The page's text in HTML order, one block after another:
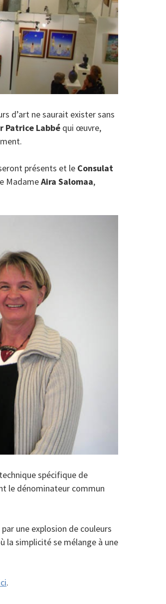
d’art ne saurait exister sans
Patrice Labbé qui œuvre,
présents et le Consulat
MadameAira Salomaa,
spécifique de
le dénominateur commun
une explosion de couleurs
la simplicité se mélange à une
.